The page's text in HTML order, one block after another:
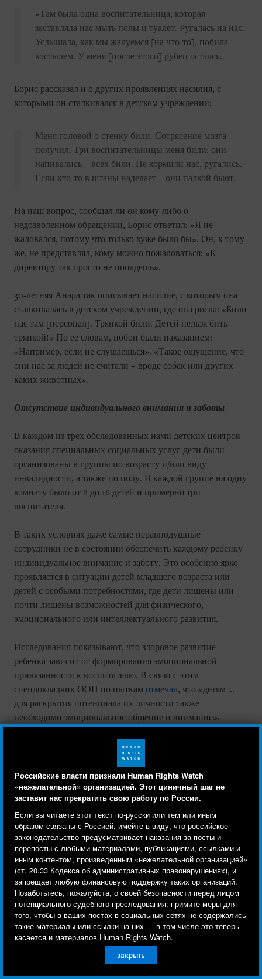
Российские власти признали Human Rights Watch
«нежелательной» организацией. Этот циничный шаг не
заставит нас прекратить свою работу по России.
Если вы читаете этот текст по-русски или тем или иным
образом связаны с Россией, имейте в виду, что российское
законодательство предусматривает наказания за посты и
перепосты с любыми материалами, публикациями, ссылками и
иным контентом, произведенным «нежелательной организацией»
(ст. 20.33 Кодекса об административных правонарушениях), и
запрещает любую финансовую поддержку таких организаций.
Позаботьтесь, пожалуйста, о своей безопасности перед лицом
потенциального судебного преследования: примите меры для
того, чтобы в ваших постах в социальных сетях не содержались
такие материалы или ссылки на них — в том числе это теперь
касается и материалов Human Rights Watch.
закрыть
«Там была одна воспитательница, которая
заставляла нас мыть полы и туалет. Ругалась на нас.
Услышала, как мы жалуемся [на что-то], побила
костылем. У меня [после этого] рубец остался.
Борис рассказал и о других проявлениях насилия, с
которыми он сталкивался в детском учреждении:
Меня головой о стенку били. Сотрясение мозга
получил. Три воспитательницы меня били: они
напивались – всех били. Не кормили нас, ругались.
Если кто-то в штаны наделает – они палкой бьют.
На наш вопрос, сообщал ли он кому-либо о
недозволенном обращении, Борис ответил: «Я не
жаловался, потому что только хуже было бы». Он, к тому
же, не представлял, кому можно пожаловаться: «К
директору так просто не попадешь».
30-летняя Анара так описывает насилие, с которым она
сталкивалась в детском учреждении, где она росла: «Били
нас там [персонал]. Тряпкой били. Детей нельзя бить
тряпкой!» По ее словам, побои были наказанием:
«Например, если не слушаешься». «Такое ощущение, что
они нас за людей не считали – вроде собак или других
каких животных».
Отсутствие индивидуального внимания и заботы
В каждом из трех обследованных нами детских центров
оказания специальных социальных услуг дети были
организованы в группы по возрасту и/или виду
инвалидности, а также по полу. В каждой группе на одну
комнату было от 8 до 16 детей и примерно три
воспитателя.
В таких условиях даже самые неравнодушные
сотрудники не в состоянии обеспечить каждому ребенку
индивидуальное внимание и заботу. Это особенно ярко
проявляется в ситуации детей младшего возраста или
детей с особыми потребностями, где дети лишены или
почти лишены возможностей для физического,
эмоционального или интеллектуального развития.
Исследования показывают, что здоровое развитие
ребенка зависит от формирования эмоциональной
привязанности к воспитателю. В связи с этим
спецдокладчик ООН по пыткам отмечал, что «детям …
для раскрытия потенциала их личности также
необходимо эмоциональное общение и внимание».
больших по составу групп детей детские центры оказания
специальных социальных услуг не обеспечивают
достаточного уровня индивидуального ухода и заботы.
Принуждение старших заботиться о младших
Дети из учреждений интернатного типа, а также молодые
люди, выросшие в таких учреждениях, рассказывали нам
о случаях, когда их принуждают или принуждали
помогать воспитателям, выполняя такие функции, как
кормление, смена подгузников, купание или одевание
младших.
Когда Айым жила в закрытом детском учреждении, ей
«приходилось помогать ухаживать за другими детьми.
Трудно было. На них грустно было смотреть. У одной
Human Rights Watch cookie preferences
Мы используем файлы cookie, технологии
отслеживания и сторонние аналитические
инструменты, чтобы лучше понять, кто посещает
сайт, и улучшить ваш опыт взаимодействия с ним.
Используя наш сайт, вы соглашаетесь с этим.
Ознакомьтесь с нашей политикой
конфиденциальности,чтобы узнать, для чего
используются файлы cookie и как изменить ваши
настройки.